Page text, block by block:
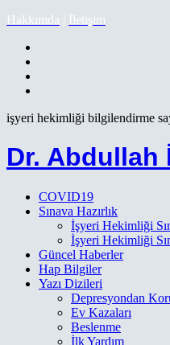
Hakkımda | İletişim
işyeri hekimliği bilgilendirme
Dr. Abdullah
COVID19
Sınava Hazırlık
İşyeri Hekimliği
İşyeri Hekimliği
Güncel Haberler
Hap Bilgiler
Yazı Dizileri
Depresyondan
Ev Kazaları
Beslenme
İlk Yardım